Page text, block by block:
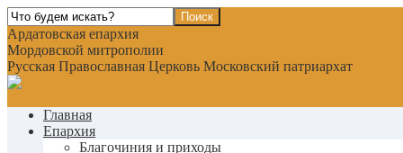
Ардатовская епархия
Мордовской митрополии
Русская Православная Церковь Московский патриархат
Главная
Епархия
Благочиния и приходы